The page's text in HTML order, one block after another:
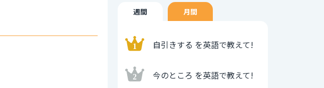
週間 月間
自引きする を英語で教えて!
今のところ を英語で教えて!